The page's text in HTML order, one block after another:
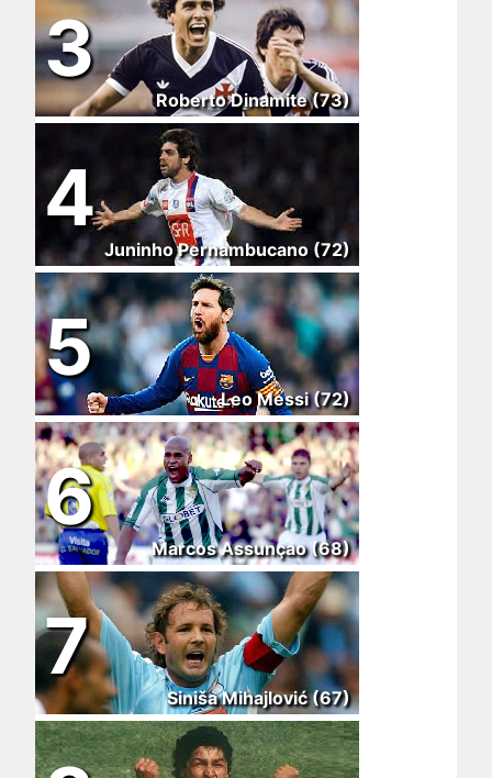
3
Roberto Dinamite (73)
4
Juninho Pernambucano (72)
5
Leo Messi (72)
6
Marcos Assunçao (68)
7
Siniša Mihajlović (67)